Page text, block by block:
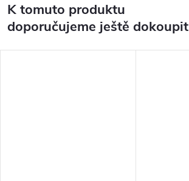
K tomuto produktu
doporučujeme ještě dokoupit